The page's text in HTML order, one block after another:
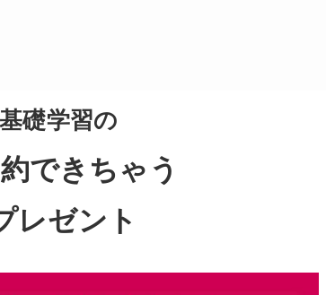
礎学習の
できちゃう
レゼント